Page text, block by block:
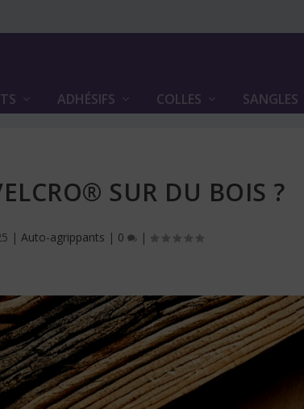
ADHÉSIFS COLLES SANGLES
SUR DU BOIS ?
| Auto-agrippants | 0 |